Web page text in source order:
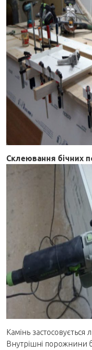
Склеювання бічних
Камінь
Внутрішні порожнини